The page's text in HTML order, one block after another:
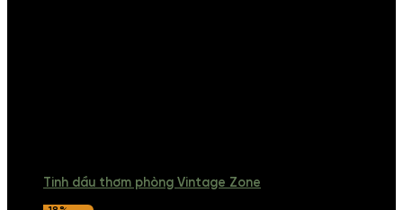
Tinh dầu thơm phòng Vintage Zone